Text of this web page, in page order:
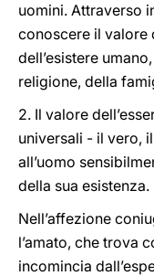
uomini. Attraverso
conoscere il valore
dell’esistere
religione, della
2. Il valore
universali - il vero,
all’uomo
della sua esistenza.
Nell’affezione
l’amato, che trova
incomincia